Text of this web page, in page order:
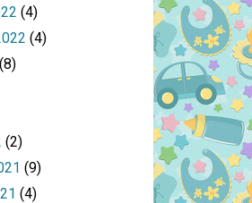
(4)
(4)
(8)
(2)
(9)
(4)